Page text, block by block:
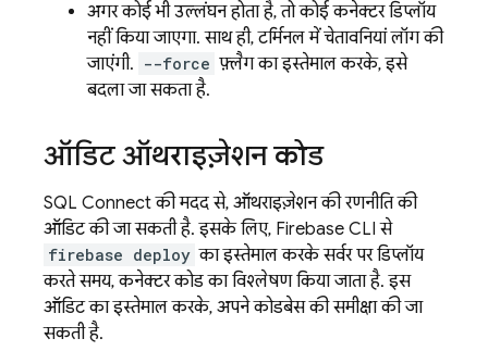
अगर कोई भी उल्लंघन होता है, तो कोई कनेक्टर डिप्लॉय
नहीं किया जाएगा. साथ ही, टर्मिनल में चेतावनियां लॉग की
जाएंगी. --force फ़्लैग का इस्तेमाल करके, इसे
बदला जा सकता है.
ऑडिट ऑथराइज़ेशन कोड
SQL Connectकी मदद से, ऑथराइज़ेशन की रणनीति की
ऑडिट की जा सकती है. इसके लिए, Firebase CLI से
firebase deploy का इस्तेमाल करके सर्वर पर डिप्लॉय
करते समय, कनेक्टर कोड का विश्लेषण किया जाता है. इस
ऑडिट का इस्तेमाल करके, अपने कोडबेस की समीक्षा की जा
सकती है.